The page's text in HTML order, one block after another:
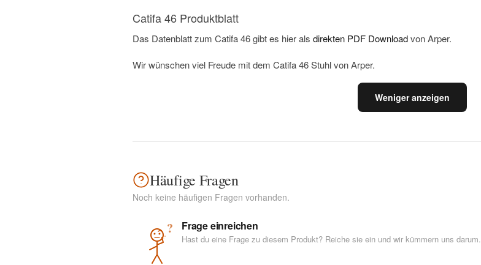
laden
Catifa 46 Produktblatt
Das Datenblatt zum Catifa 46 gibt es hier als direkten PDF Downloadvon Arper.
Wir wünschen viel Freude mit dem Catifa 46 Stuhl von Arper.
Weniger anzeigen
Häufige Fragen
Noch keine häufigen Fragen vorhanden.
? Frage einreichen
Hast du eine Frage zu diesem Produkt? Reiche sie ein und wir kümmern uns darum.